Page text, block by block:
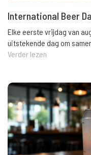
International Beer
Elke eerste vrijdag van
uitstekende dag om
Verder lezen